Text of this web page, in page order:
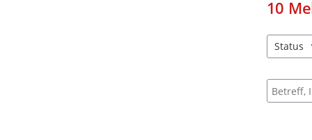
10
Status
Suche